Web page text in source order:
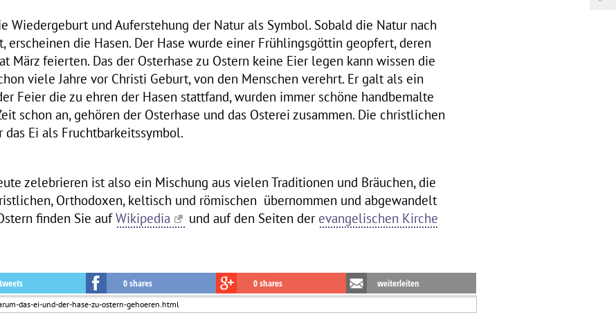
Wiedergeburt und Auferstehung der Natur als Symbol. Sobald die Natur nach
erscheinen die Hasen. Der Hase wurde einer Frühlingsgöttin geopfert, deren
März feierten. Das der Osterhase zu Ostern keine Eier legen kann wissen die
viele Jahre vor Christi Geburt, von den Menschen verehrt. Er galt als ein
Feier die zu ehren der Hasen stattfand, wurden immer schöne handbemalte
schon an, gehören der Osterhase und das Osterei zusammen. Die christlichen
Ei als Fruchtbarkeitssymbol.
zelebrieren ist also ein Mischung aus vielen Traditionen und Bräuchen, die
Orthodoxen, keltisch und römischen übernommen und abgewandelt
finden Sie aufWikipedia und auf den Seiten der evangelischen Kirche
0 shares 0 shares weiterleiten